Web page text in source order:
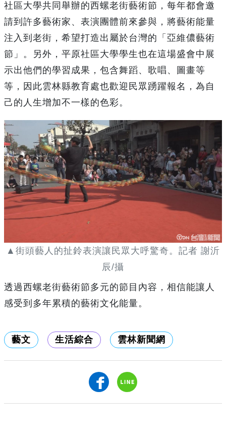
社區大學共同舉辦的西螺老街藝術節，每年都會邀
請到許多藝術家、表演團體前來參與，將藝術能量
注入到老街，希望打造出屬於台灣的「亞維儂藝術
節」。另外，平原社區大學學生也在這場盛會中展
示出他們的學習成果，包含舞蹈、歌唱、圖畫等
等，因此雲林縣教育處也歡迎民眾踴躍報名，為自
己的人生增加不一樣的色彩。
▲街頭藝人的扯鈴表演讓民眾大呼驚奇。記者 謝沂
辰/攝
透過西螺老街藝術節多元的節目內容，相信能讓人
感受到多年累積的藝術文化能量。
藝文 生活綜合 雲林新聞網